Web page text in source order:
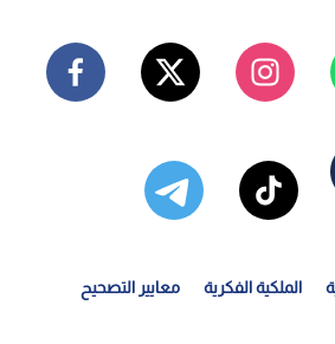
الملكية الفكرية معايير التصحيح